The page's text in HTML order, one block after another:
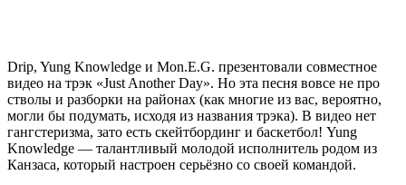
Drip, Yung Knowledge и Mon.E.G. презентовали совместное
видео на трэк «Just Another Day». Но эта песня вовсе не про
стволы и разборки на районах (как многие из вас, вероятно,
могли бы подумать, исходя из названия трэка). В видео нет
гангстеризма, зато есть скейтбординг и баскетбол! Yung
Knowledge — талантливый молодой исполнитель родом из
Канзаса, который настроен серьёзно со своей командой.